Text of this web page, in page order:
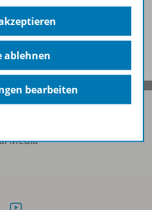
Service
Media
ablehnen
bearbeiten